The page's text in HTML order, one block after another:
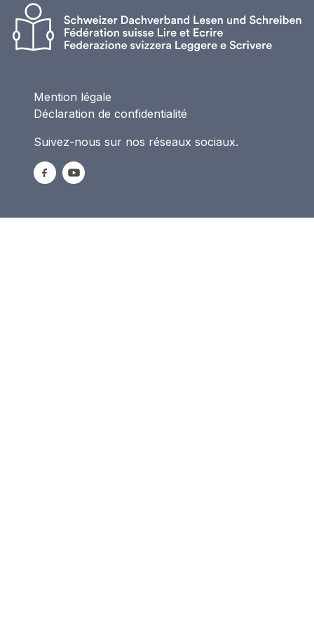
Mention légale
Déclaration de confidentialité
Suivez-nous sur nos réseaux sociaux.